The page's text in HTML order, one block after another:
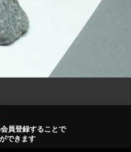
員登録することで
できます